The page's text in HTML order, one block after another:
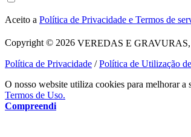
Aceito a Política de Privacidade e Termos de
Copyright © 2026 VEREDAS E GRAVURAS,
Política de Privacidade /Política de Utilização
O nosso website utiliza cookies para melhorar a
Termos de Uso.
Compreendi